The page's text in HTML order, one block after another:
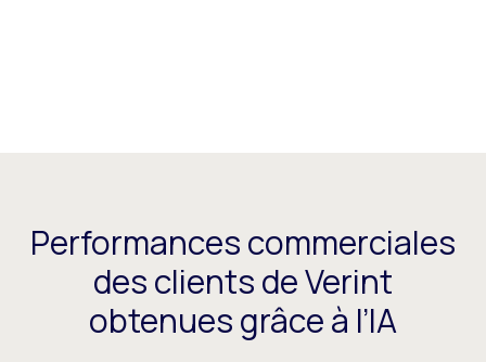
Performances commerciales
des clients de Verint
obtenues grâce à l’IA